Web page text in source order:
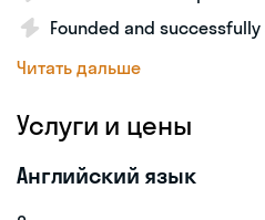
Founded and
Читать дальше
Услуги и цены
Английский язык